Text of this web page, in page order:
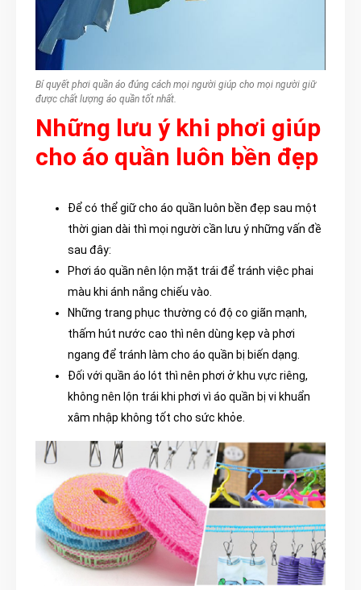
Bí quyết phơi quần áo đúng cách mọi người giúp cho mọi người giữ
được chất lượng áo quần tốt nhất.
Những lưu ý khi phơi giúp
cho áo quần luôn bền đẹp
Để có thể giữ cho áo quần luôn bền đẹp sau một
thời gian dài thì mọi người cần lưu ý những vấn đề
sau đây:
Phơi áo quần nên lộn mặt trái để tránh việc phai
màu khi ánh nắng chiếu vào.
Những trang phục thường có độ co giãn mạnh,
thấm hút nước cao thì nên dùng kẹp và phơi
ngang để tránh làm cho áo quần bị biến dạng.
Đối với quần áo lót thì nên phơi ở khu vực riêng,
không nên lộn trái khi phơi vì áo quần bị vi khuẩn
xâm nhập không tốt cho sức khỏe.